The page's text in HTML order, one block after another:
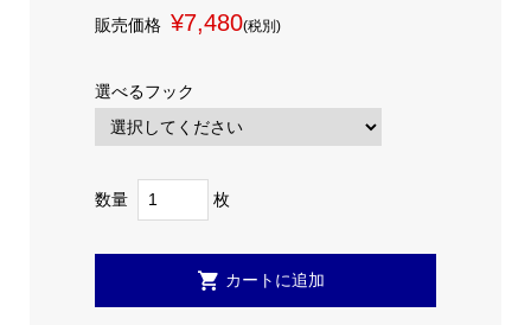
販売価格 ¥7,480(税別)
選べるフック
数量 枚